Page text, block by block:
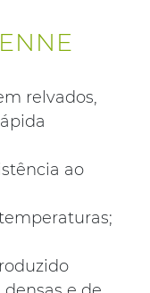
relvados,
ao